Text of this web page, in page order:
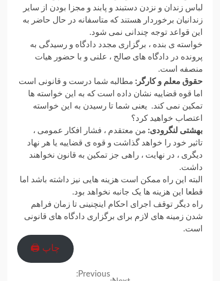
لباس زندان و نزدن دستبند و پابند و مجزا بودن از سایر
زندانیان برخوردار هستند که متاسفانه در حال حاضر به
این قواعد توجه چندانی نمی شود.
خواسته ی بنده ، برگزاری مجدد دادگاه و رسیدگی به
پرونده در دادگاه های صالح ، علنی و با حضور هیات
منصفه است.
حقوق معلم و کارگر: مطالبه شما درست و قانونی است
اما قوه قضاییه نشان داده است که به این خواسته ها
تمکین نمی کند. یعنی شما تا رسیدن به این خواسته
اعتصاب خواهید کرد؟
بهشتی لنگرودی: من معتقدم ، فشار افکار عمومی ،
تاثیر خود را خواهد گذاشت و قوه ی قضاییه یا هر نهاد
دیگری ، در نهایت ، راهی جز تمکین به قانون نخواهند
داشت.
البته این راه ممکن است هزینه هایی نیز داشته باشد اما
قطعا این هزینه ها یک جانبه نخواهد بود.
راه دیگر توقف اجرای احکام اینچنینی تا زمان فراهم
شدن زمینه های لازم برای برگزاری دادگاه های قانونی
است.
چاپ 🖨
Previous: